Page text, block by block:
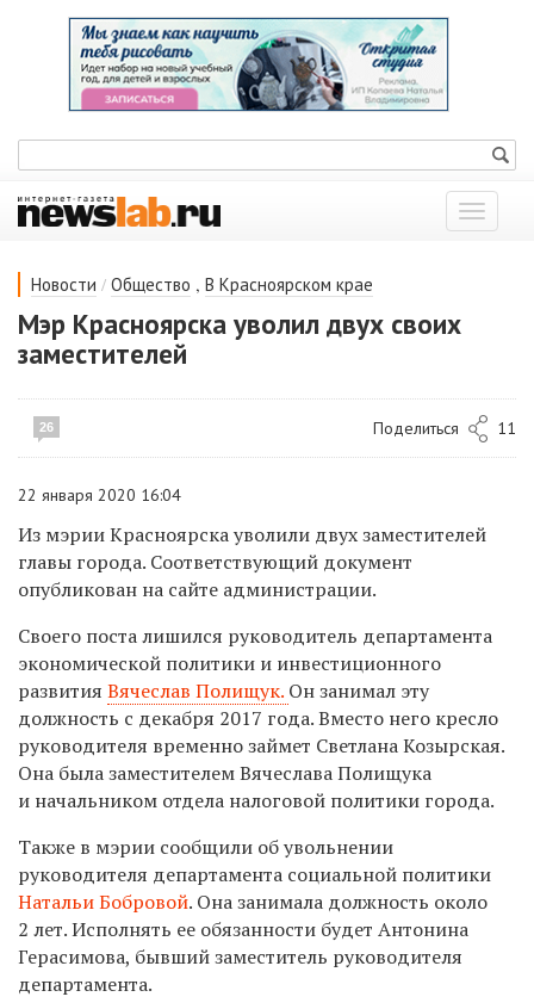
Показать
меню
Новости / Общество , В Красноярском крае
Мэр Красноярска уволил двух своих
заместителей
26 Поделиться 11
22 января 2020 16:04
Из мэрии Красноярска уволили двух заместителей
главы города. Соответствующий документ
опубликован на сайте администрации.
Своего поста лишился руководитель департамента
экономической политики и инвестиционного
развития Вячеслав Полищук. Он занимал эту
должность с декабря 2017 года. Вместо него кресло
руководителя временно займет Светлана Козырская.
Она была заместителем Вячеслава Полищука
и начальником отдела налоговой политики города.
Также в мэрии сообщили об увольнении
руководителя департамента социальной политики
Натальи Бобровой. Она занимала должность около
2 лет. Исполнять ее обязанности будет Антонина
Герасимова, бывший заместитель руководителя
департамента.